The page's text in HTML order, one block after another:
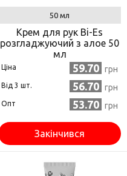
50 мл
Крем для рук Bi-Es
розгладжуючий з алое 50
мл
Ціна 59.70 грн
Від 3 шт. 56.70 грн
Опт 53.70 грн
Закінчився